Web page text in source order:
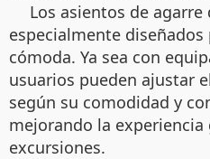
Los asientos de agarre
especialmente
cómoda. Ya sea con
usuarios pueden ajustar
según su comodidad y
mejorando la
excursiones.